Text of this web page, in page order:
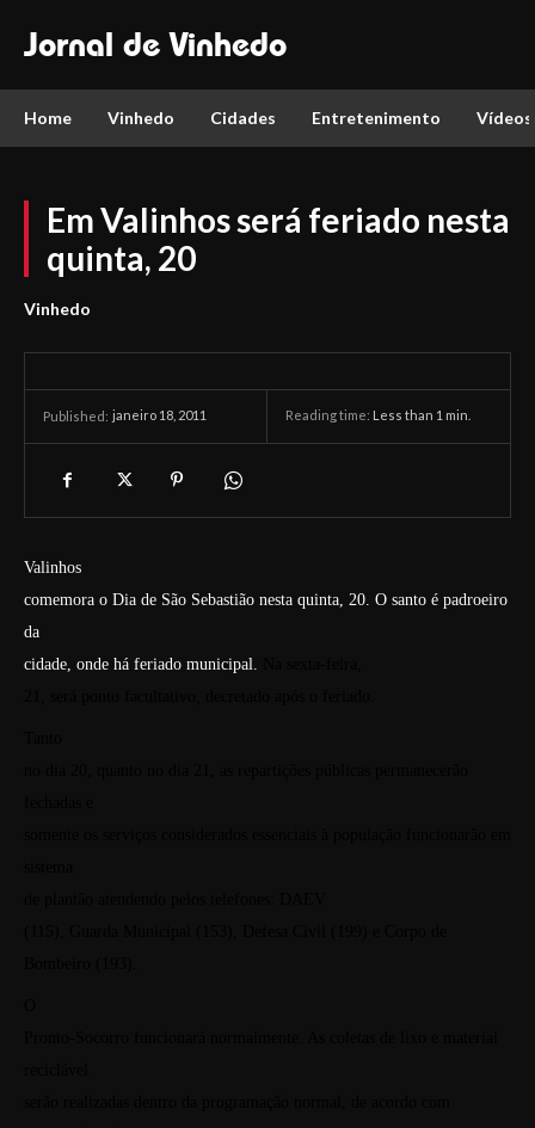
Jornal de Vinhedo
Home Vinhedo Cidades Entretenimento Vídeos
Em Valinhos será feriado nesta
quinta, 20
Vinhedo
Published: janeiro 18, 2011 Reading time: Less than 1 min.
Valinhos
comemora o Dia de São Sebastião nesta quinta, 20. O santo é padroeiro
da
cidade, onde há feriado municipal.